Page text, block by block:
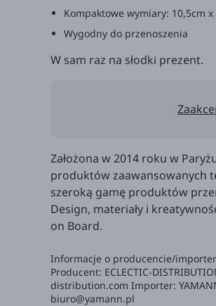
Kompaktowe wymiary: 10,5cm
Wygodny do przenoszenia
W sam raz na słodki prezent.
Założona w 2014 roku w
produktów zaawansowanych
szeroką gamę produktów
Design, materiały i
on Board.
Informacje o producencie/
Producent: ECLECTIC-
distribution.com Importer:
biuro@yamann.pl